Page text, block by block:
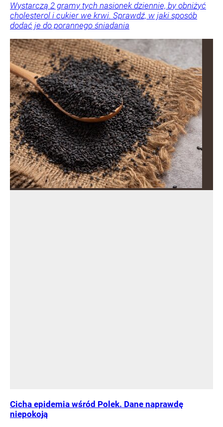
Wystarczą 2 gramy tych nasionek dziennie, by obniżyć
cholesterol i cukier we krwi. Sprawdź, w jaki sposób
dodać je do porannego śniadania
Cicha epidemia wśród Polek. Dane naprawdę
niepokoją